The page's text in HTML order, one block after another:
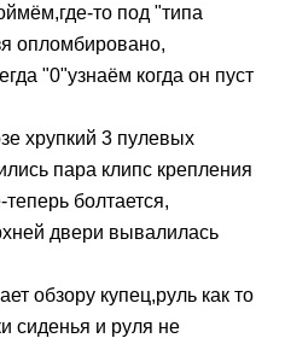
то под "типа
опломбировано,
"0"узнаём когда он пуст
хрупкий 3 пулевых
пара клипс крепления
болтается,
двери вывалилась
обзору купец,руль как то
сиденья и руля не